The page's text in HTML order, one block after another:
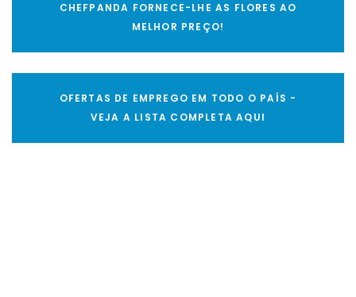
CHEFPANDA FORNECE-LHE AS FLORES AO
MELHOR PREÇO!
OFERTAS DE EMPREGO EM TODO O PAÍS -
VEJA A LISTA COMPLETA AQUI